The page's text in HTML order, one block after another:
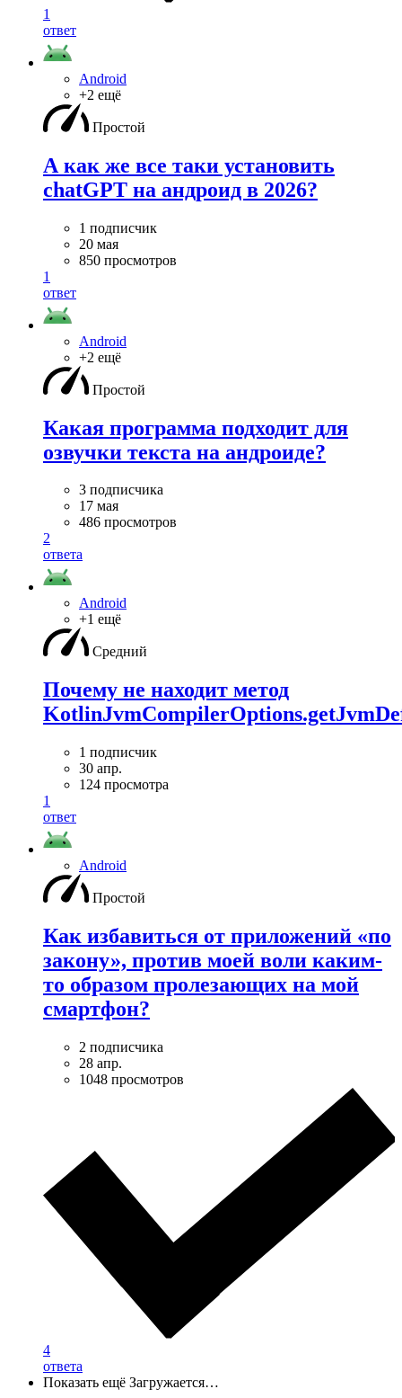
1
ответ
Android
+2 ещё
Простой
А как же все таки установить
chatGPT на андроид в 2026?
1 подписчик
20 мая
850 просмотров
1
ответ
Android
+2 ещё
Простой
Какая программа подходит для
озвучки текста на андроиде?
3 подписчика
17 мая
486 просмотров
2
ответа
Android
+1 ещё
Средний
Почему не находит метод
1 подписчик
30 апр.
124 просмотра
1
ответ
Android
Простой
Как избавиться от приложений «по
закону», против моей воли каким-
то образом пролезающих на мой
смартфон?
2 подписчика
28 апр.
1048 просмотров
4
ответа
Показать ещё Загружается…